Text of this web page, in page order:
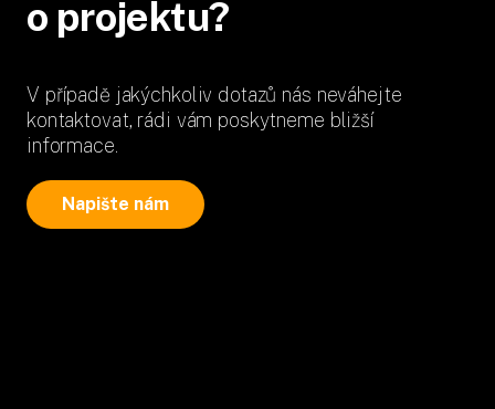
o projektu?
V případě jakýchkoliv dotazů nás neváhejte
kontaktovat, rádi vám poskytneme bližší
informace.
Napište nám